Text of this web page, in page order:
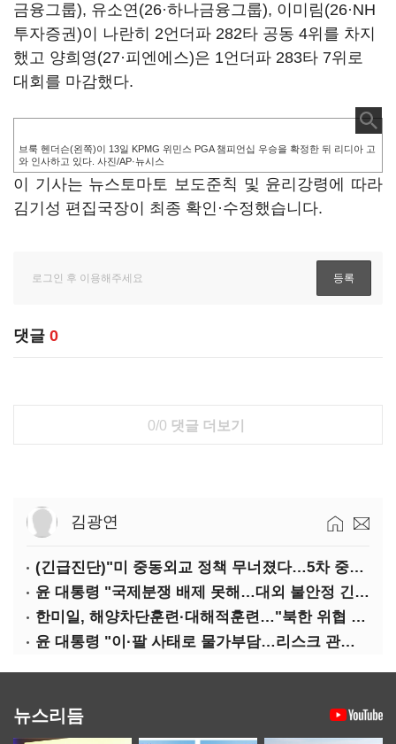
금융그룹), 유소연(26·하나금융그룹), 이미림(26·NH
투자증권)이 나란히 2언더파 282타 공동 4위를 차지
했고 양희영(27·피엔에스)은 1언더파 283타 7위로
대회를 마감했다.
브룩 헨더슨(왼쪽)이 13일 KPMG 위민스 PGA 챔피언십 우승을 확정한 뒤 리디아 고
와 인사하고 있다. 사진/AP·뉴시스
이 기사는 뉴스토마토 보도준칙 및 윤리강령에 따라
김기성 편집국장이 최종 확인·수정했습니다.
댓글 0
0/0 댓글 더보기
김광연
(긴급진단)"미 중동외교 정책 무너졌다…5차 중동전 가능성은 낮아"
윤 대통령 "국제분쟁 배제 못해…대외 불안정 긴밀대응"
한미일, 해양차단훈련·대해적훈련…"북한 위협 억제"
윤 대통령 "이·팔 사태로 물가부담…리스크 관리 만전 기해야"
뉴스리듬